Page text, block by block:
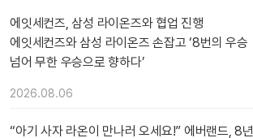
에잇세컨즈, 삼성 라이온즈와 협업 진행
에잇세컨즈와 삼성 라이온즈 손잡고 ‘8번의 우승
넘어 무한 우승으로 향하다’
2026.08.06
“아기 사자 라온이 만나러 오세요!” 에버랜드, 8년